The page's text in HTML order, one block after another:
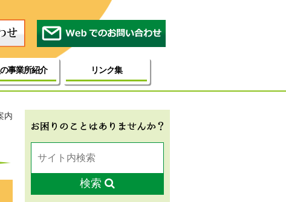
事業所紹介 リンク集
内